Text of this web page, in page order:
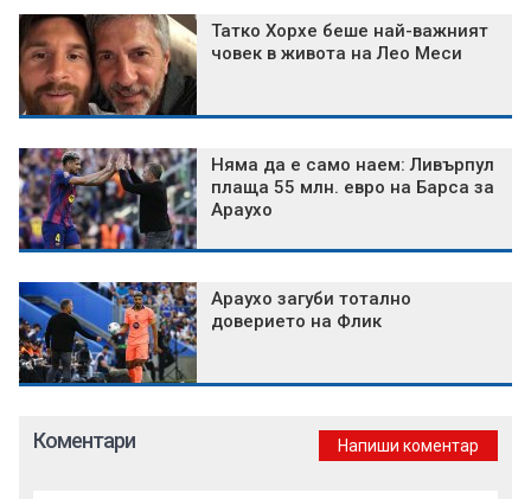
Татко Хорхе беше най-важният
човек в живота на Лео Меси
Няма да е само наем: Ливърпул
плаща 55 млн. евро на Барса за
Араухо
Араухо загуби тотално
доверието на Флик
Коментари Напиши коментар